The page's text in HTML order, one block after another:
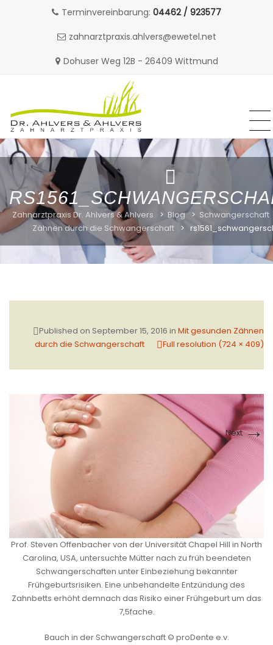
Terminvereinbarung: 04462 / 923577
zahnarztpraxis.ahlvers@ewetel.net
Dohuser Weg 12B - 26409 Wittmund
Skip
to
content
Zahnarztpraxis Dr. Ahlvers & Ahlvers > Blog > Schwangerschaft
Zähnen durch die Schwangerschaft
>
Published on September 15, 2016 in Mit gesunden Zähnen
durch die Schwangerschaft
Full resolution (724 × 409)
Next→
Prof. Steven Offenbacher von der Universität Chapel Hill in North
Carolina, USA, untersuchte Mütter nach zu früh beendeten
Schwangerschaften unter Einbeziehung bekannter
Frühgeburtsrisiken. Eine unbehandelte Entzündung des
Zahnbetts erhöht demnach das Risiko einer Frühgeburt um das
7,5fache.
Bauch in der Schwangerschaft © proDente e.v.